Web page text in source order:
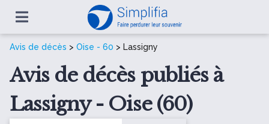
Avis de décès > Oise - 60 > Lassigny
Avis de décès publiés à
Lassigny - Oise (60)